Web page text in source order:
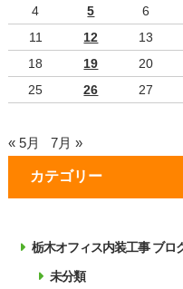
4
5 6
11
12 13
18
19 20
25
26 27
« 5月 7月 »
カテゴリー
栃木オフィス内装工事 ブロ
未分類